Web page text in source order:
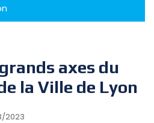
axes du
la Ville de Lyon
2023